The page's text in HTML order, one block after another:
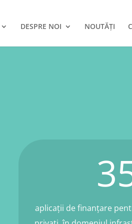
DESPRE NOI NOUTĂȚI
aplicații de finanțare